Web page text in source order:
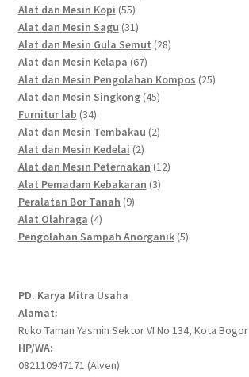
Alat dan Mesin Kopi 5555
products
Alat dan Mesin Sagu 3131
products
Alat dan Mesin Gula Semut 2828
Alat dan Mesin Kelapa 6767
products
Alat dan Mesin Pengolahan Kompos 2525
Alat dan Mesin Singkong 4545
Furnitur lab 3434
products
Alat dan Mesin Tembakau 22
Alat dan Mesin Kedelai 22
products
Alat dan Mesin Peternakan 1212
Alat Pemadam Kebakaran 33
Peralatan Bor Tanah 99
Alat Olahraga 44
products
Pengolahan Sampah Anorganik 55
PD. Karya Mitra Usaha
Alamat:
Ruko Taman Yasmin Sektor VI No 134, Kota Bogor
HP/WA:
082110947171 (Alven)